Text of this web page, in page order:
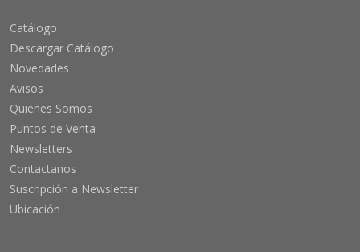
Catálogo
Descargar Catálogo
Novedades
Avisos
Quienes Somos
Puntos de Venta
Newsletters
Contactanos
Suscripción a Newsletter
Ubicación